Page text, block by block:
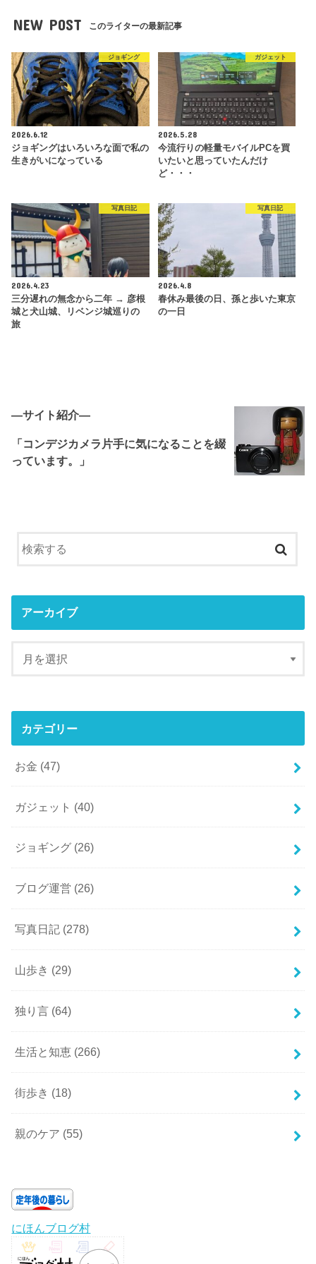
NEW POST このライターの最新記事
ジョギング
2026.6.12
ジョギングはいろいろな面で私の
生きがいになっている
ガジェット
2026.5.28
今流行りの軽量モバイルPCを買
いたいと思っていたんだけ
ど・・・
写真日記
2026.4.23
三分遅れの無念から二年 → 彦根
城と犬山城、リベンジ城巡りの
旅
写真日記
2026.4.8
春休み最後の日、孫と歩いた東京
の一日
―サイト紹介―
「コンデジカメラ片手に気になることを綴
っています。」
アーカイブ
カテゴリー
お金 (47)
ガジェット (40)
ジョギング (26)
ブログ運営 (26)
写真日記 (278)
山歩き (29)
独り言 (64)
生活と知恵 (266)
街歩き (18)
親のケア (55)
にほんブログ村